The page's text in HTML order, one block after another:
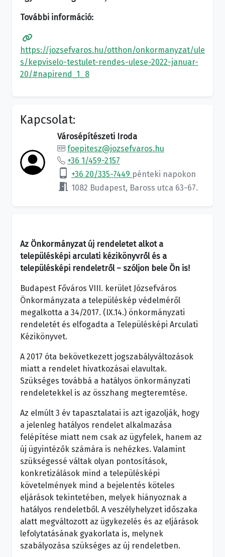
További információ:
https://jozsefvaros.hu/otthon/onkormanyzat/ule
s/kepviselo-testulet-rendes-ulese-2022-januar-
20/#napirend_1_8
Kapcsolat:
Városépítészeti Iroda
foepitesz@jozsefvaros.hu
+36 1/459-2157
phone_android +36 20/335-7449 pénteki napokon
meeting_room 1082 Budapest, Baross utca 63-67.
Az Önkormányzat új rendeletet alkot a
településképi arculati kézikönyvről és a
településképi rendeletről – szóljon bele Ön is!
Budapest Főváros VIII. kerület Józsefváros
Önkormányzata a településkép védelméről
megalkotta a 34/2017. (IX.14.) önkormányzati
rendeletét és elfogadta a Településképi Arculati
Kézikönyvet.
A 2017 óta bekövetkezett jogszabályváltozások
miatt a rendelet hivatkozásai elavultak.
Szükséges továbbá a hatályos önkormányzati
rendeletekkel is az összhang megteremtése.
Az elmúlt 3 év tapasztalatai is azt igazolják, hogy
a jelenleg hatályos rendelet alkalmazása
felépítése miatt nem csak az ügyfelek, hanem az
új ügyintézők számára is nehézkes. Valamint
szükségessé váltak olyan pontosítások,
konkretizálások mind a településképi
követelmények mind a bejelentés köteles
eljárások tekintetében, melyek hiányoznak a
hatályos rendeletből. A veszélyhelyzet időszaka
alatt megváltozott az ügykezelés és az eljárások
lefolytatásának gyakorlata is, melynek
szabályozása szükséges az új rendeletben.